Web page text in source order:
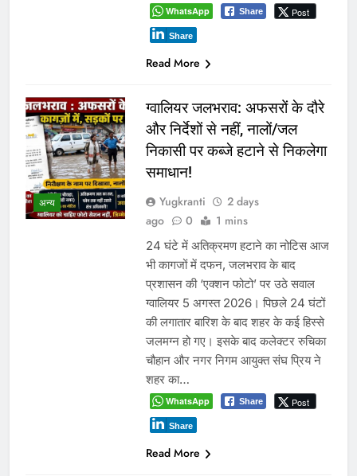
WhatsApp Share Post
Share
Read More
अन्य
ग्वालियर जलभराव: अफसरों के दौरे
और निर्देशों से नहीं, नालों/जल
निकासी पर कब्जे हटाने से निकलेगा
समाधान!
Yugkranti
2 days
ago
0 1 mins
24 घंटे में अतिक्रमण हटाने का नोटिस आज
भी कागजों में दफन, जलभराव के बाद
प्रशासन की ‘एक्शन फोटो’ पर उठे सवाल
ग्वालियर 5 अगस्त 2026। पिछले 24 घंटों
की लगातार बारिश के बाद शहर के कई हिस्से
जलमग्न हो गए। इसके बाद कलेक्टर रुचिका
चौहान और नगर निगम आयुक्त संघ प्रिय ने
शहर का…
WhatsApp Share Post
Share
Read More